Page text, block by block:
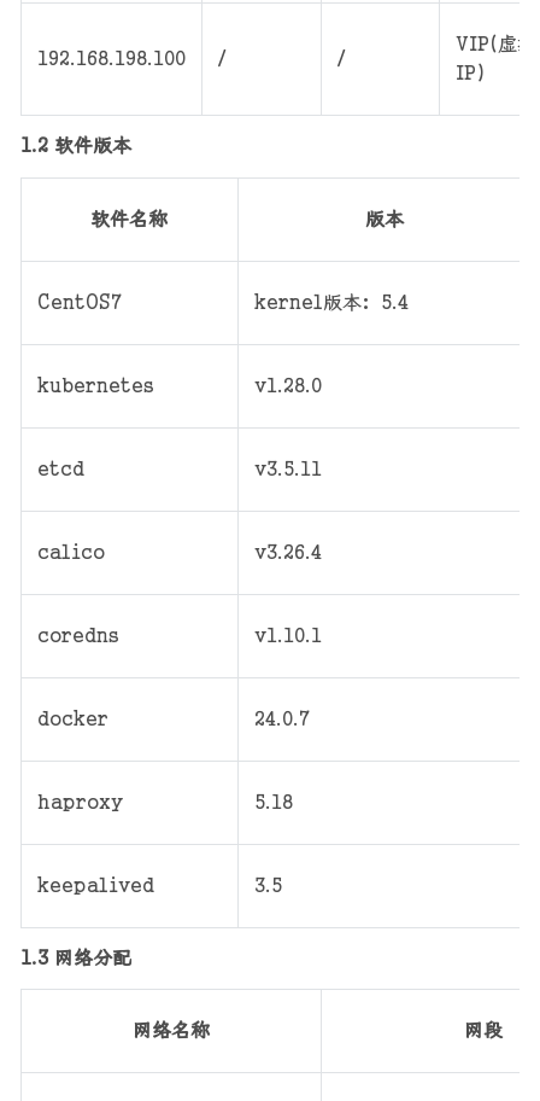
192.168.198.100 / /
VIP(虚拟
IP)
1.2 软件版本
软件名称 版本
CentOS7 kernel版本：5.4
kubernetes v1.28.0
etcd v3.5.11
calico v3.26.4
coredns v1.10.1
docker 24.0.7
haproxy 5.18
keepalived 3.5
1.3 网络分配
网络名称 网段